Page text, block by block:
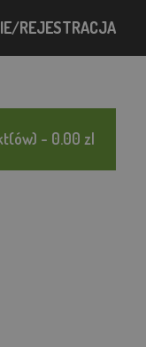
REJESTRACJA
- 0.00 zl